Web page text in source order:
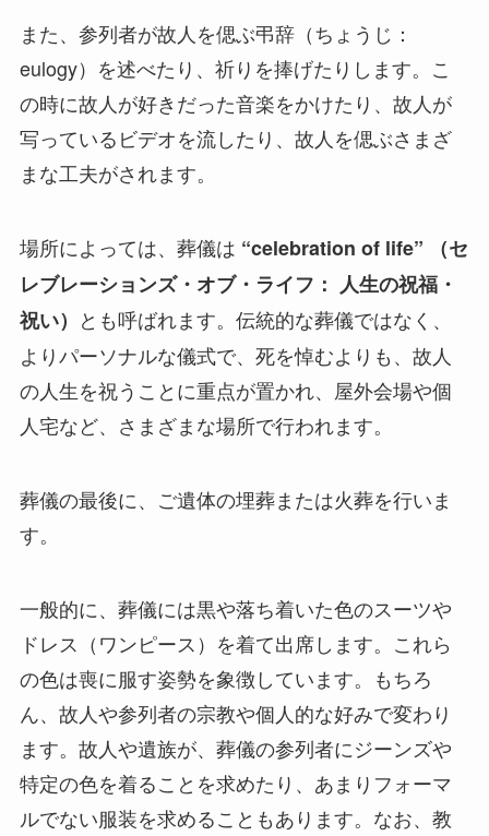
また、参列者が故人を偲ぶ弔辞（ちょうじ：
eulogy）を述べたり、祈りを捧げたりします。こ
の時に故人が好きだった音楽をかけたり、故人が
写っているビデオを流したり、故人を偲ぶさまざ
まな工夫がされます。
場所によっては、葬儀は “celebration of life” （セ
レブレーションズ・オブ・ライフ： 人生の祝福・
祝い） とも呼ばれます。伝統的な葬儀ではなく、
よりパーソナルな儀式で、死を悼むよりも、故人
の人生を祝うことに重点が置かれ、屋外会場や個
人宅など、さまざまな場所で行われます。
葬儀の最後に、ご遺体の埋葬または火葬を行いま
す。
一般的に、葬儀には黒や落ち着いた色のスーツや
ドレス（ワンピース）を着て出席します。これら
の色は喪に服す姿勢を象徴しています。もちろ
ん、故人や参列者の宗教や個人的な好みで変わり
ます。故人や遺族が、葬儀の参列者にジーンズや
特定の色を着ることを求めたり、あまりフォーマ
ルでない服装を求めることもあります。なお、教